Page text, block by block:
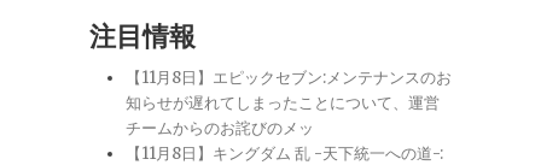
注目情報
【11月8日】エピックセブン:メンテナンスのお
知らせが遅れてしまったことについて、運営
チームからのお詫びのメッ
【11月8日】キングダム 乱 -天下統一への道-: